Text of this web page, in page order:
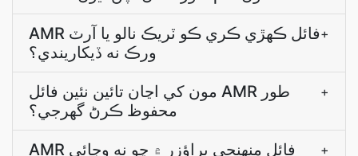
AMR فائل ڪھڙي ڪري ڪو ٽريڪ نالو يا آرٽ
ورڪ نه ڏيکاريندي؟
+
مون کي اڃان تائين نئين فائل AMR طور
محفوظ ڪرڻ گهرجي؟
+
AMR فائل منهنجي براؤزر ۾ ڇو نه وڄائي
+